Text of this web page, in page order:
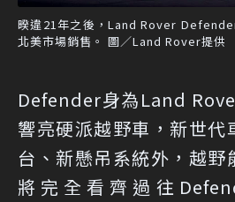
暌違21年之後，Land Rover
北美市場銷售。 圖／Land Rover提供
Defender身為Land
響亮硬派越野車，新世代
台、新懸吊系統外，越野
將完全看齊過往